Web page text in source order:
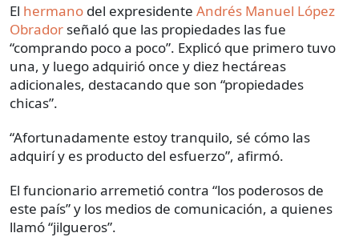
El hermano del expresidente Andrés Manuel López
Obrador señaló que las propiedades las fue
“comprando poco a poco”. Explicó que primero tuvo
una, y luego adquirió once y diez hectáreas
adicionales, destacando que son “propiedades
chicas”.
“Afortunadamente estoy tranquilo, sé cómo las
adquirí y es producto del esfuerzo”, afirmó.
El funcionario arremetió contra “los poderosos de
este país” y los medios de comunicación, a quienes
llamó “jilgueros”.